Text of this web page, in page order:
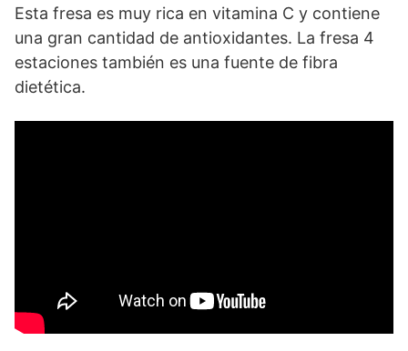
Esta fresa es muy rica en vitamina C y contiene
una gran cantidad de antioxidantes. La fresa 4
estaciones también es una fuente de fibra
dietética.